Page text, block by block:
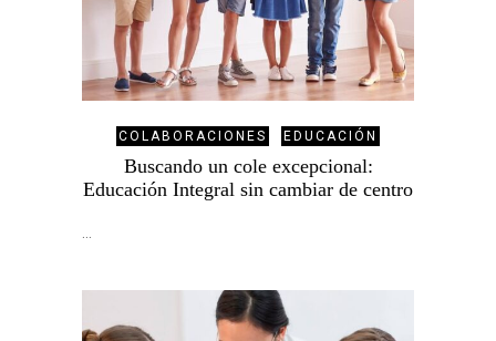
COLABORACIONES EDUCACIÓN
Buscando un cole excepcional:
Educación Integral sin cambiar de centro